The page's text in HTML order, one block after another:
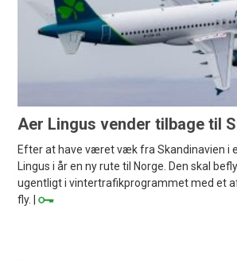
Aer Lingus vender tilbage til
Efter at have været væk fra Skandinavien i
Lingus i år en ny rute til Norge. Den skal
ugentligt i vintertrafikprogrammet med et
fly. |